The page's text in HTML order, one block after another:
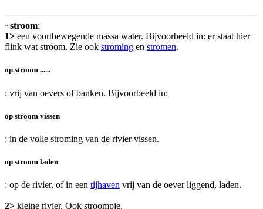
~stroom:
1> een voortbewegende massa water. Bijvoorbeeld in: er staat hier
flink wat stroom. Zie ook stroming en stromen.
op stroom ......
: vrij van oevers of banken. Bijvoorbeeld in:
op stroom vissen
: in de volle stroming van de rivier vissen.
op stroom laden
: op de rivier, of in een tijhaven vrij van de oever liggend, laden.
2> kleine rivier. Ook stroompje.